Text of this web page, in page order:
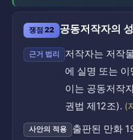
쟁점 22 공동저작자의
근거 법리
저작자는 저작
에 실명 또는
이는 공동저작
권법 제12조). (
사안의 적용
출판된 만화